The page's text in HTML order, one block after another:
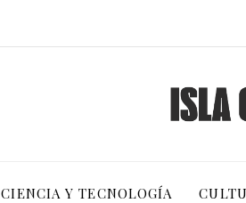
CIENCIA Y TECNOLOGÍA